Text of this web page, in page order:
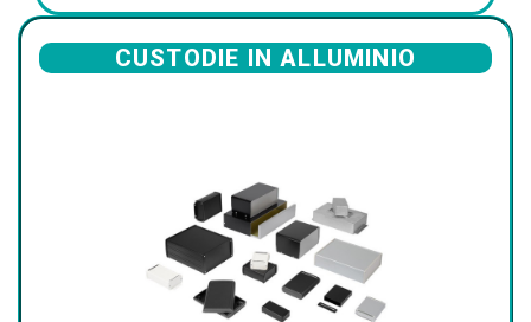
CUSTODIE IN ALLUMINIO